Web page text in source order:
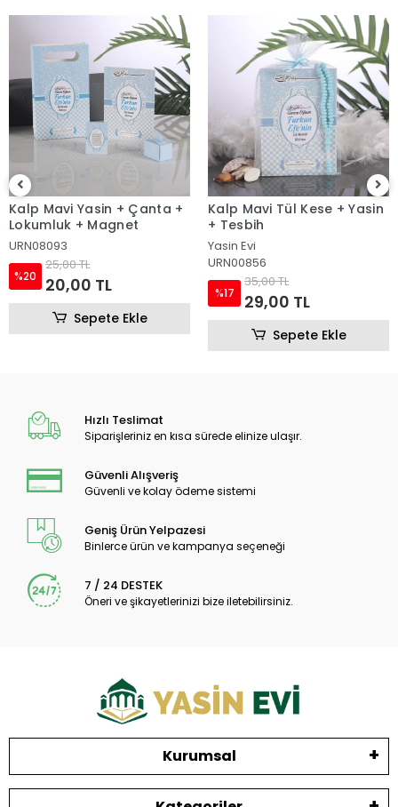
Kalp Mavi Yasin + Çanta +
Lokumluk + Magnet
URN08093
%20
25,00 TL
20,00 TL
Sepete Ekle
Kalp Mavi Tül Kese + Yasin
+ Tesbih
Yasin Evi
URN00856
%17
35,00 TL
29,00 TL
Sepete Ekle
Hızlı Teslimat
Siparişleriniz en kısa sürede elinize ulaşır.
Güvenli Alışveriş
Güvenli ve kolay ödeme sistemi
Geniş Ürün Yelpazesi
Binlerce ürün ve kampanya seçeneği
7 / 24 DESTEK
Öneri ve şikayetlerinizi bize iletebilirsiniz.
Kurumsal